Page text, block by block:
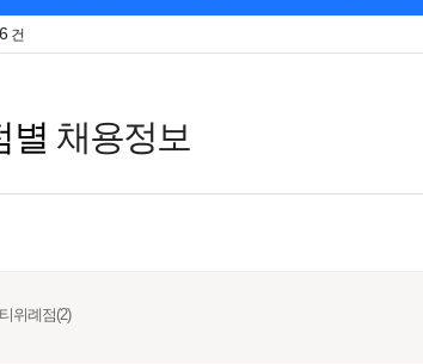
건
별 채용정보
위례점(2)